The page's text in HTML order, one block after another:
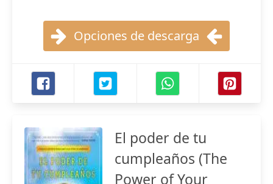
Opciones de descarga
El poder de tu
cumpleaños (The
Power of Your